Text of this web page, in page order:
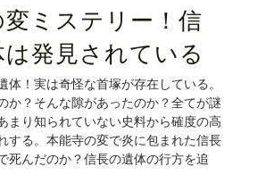
ミステリー！信
発見されている
体！実は奇怪な首塚が存在している。
か？そんな隙があったのか？全てが謎
まり知られていない史料から確度の高
する。本能寺の変で炎に包まれた信長
死んだのか？信長の遺体の行方を追